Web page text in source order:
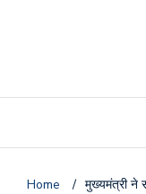
Home / मुख्यमंत्री ने